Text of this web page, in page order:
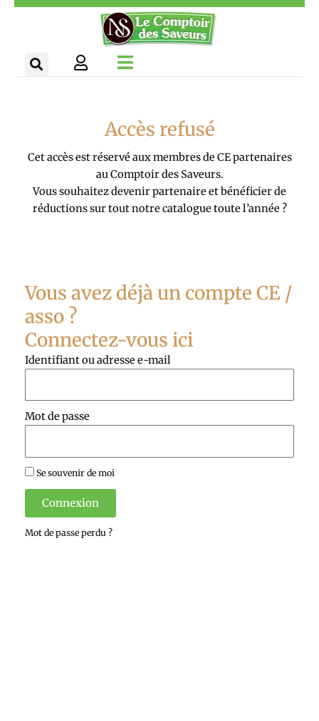
Aller
Accès refusé
Cet accès est réservé aux membres de CE partenaires
au Comptoir des Saveurs.
Vous souhaitez devenir partenaire et bénéficier de
réductions sur tout notre catalogue toute l’année ?
Vous avez déjà un compte CE /
asso ?
Connectez-vous ici
Identifiant ou adresse e-mail
Mot de passe
Se souvenir de moi
Connexion
Mot de passe perdu ?
Panneau de gestion des cookies